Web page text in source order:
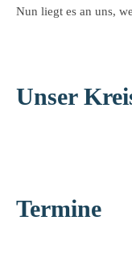
Nun liegt es an uns,
Unser
Termine